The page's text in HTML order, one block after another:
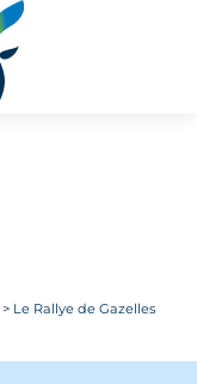
> Le Rallye de Gazelles